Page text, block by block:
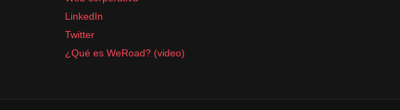
LinkedIn
Twitter
¿Qué es WeRoad? (video)